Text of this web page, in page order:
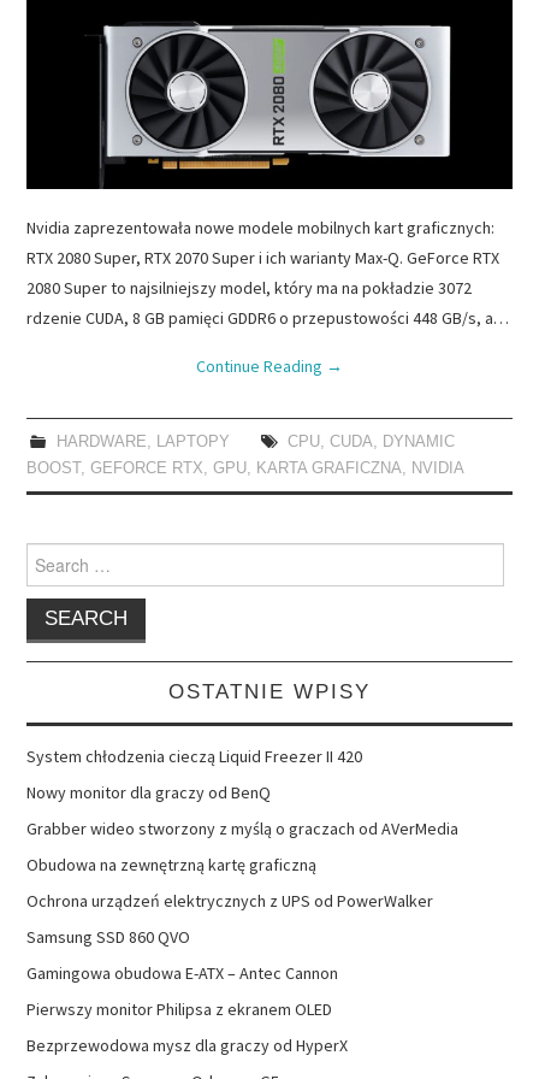
Nvidia zaprezentowała nowe modele mobilnych kart graficznych:
RTX 2080 Super, RTX 2070 Super i ich warianty Max-Q. GeForce RTX
2080 Super to najsilniejszy model, który ma na pokładzie 3072
rdzenie CUDA, 8 GB pamięci GDDR6 o przepustowości 448 GB/s, a…
Continue Reading →
HARDWARE LAPTOPY CPU, CUDA
DYNAMIC
BOOST,GEFORCE RTX ,GPU KARTA GRAFICZNA NVIDIA
Search
for:
OSTATNIE WPISY
System chłodzenia cieczą Liquid Freezer II 420
Nowy monitor dla graczy od BenQ
Grabber wideo stworzony z myślą o graczach od AVerMedia
Obudowa na zewnętrzną kartę graficzną
Ochrona urządzeń elektrycznych z UPS od PowerWalker
Samsung SSD 860 QVO
Gamingowa obudowa E-ATX – Antec Cannon
Pierwszy monitor Philipsa z ekranem OLED
Bezprzewodowa mysz dla graczy od HyperX